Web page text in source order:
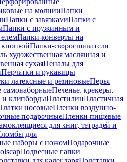
на молнииПапки
Папки с завязкамиПапки с
Папки с пружинным и
Папки-конверты на
Папки-скоросшиватели
художественная маслянная и
сухаяПеналы для
Перчатки и рукавицы
латексные и резиновыеПерья
самонаборныеПеченье, крекеры,
клипбордыПластилинПластичная
носовыеПленки воздушно-
подарочныеПленки пищевые
для книг, тетрадей и
для
наборы с ножомПодарочные
Подвесные папки
для календаряПодставки